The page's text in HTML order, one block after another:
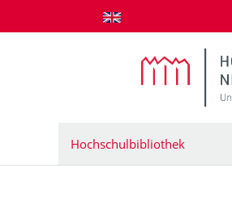
zum Inhalt springen
Hochschulbibliothek